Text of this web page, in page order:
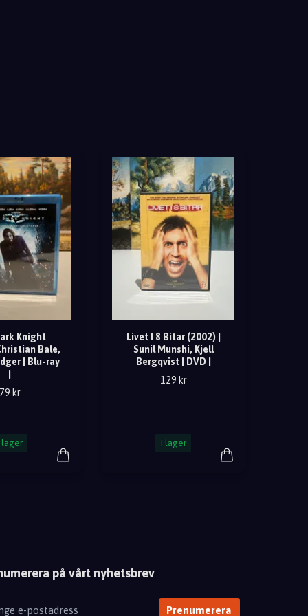
Knight
Bale,
| Blu-ray
79 kr
lager
Livet I 8 Bitar (2002) |
Sunil Munshi, Kjell
Bergqvist | DVD |
129 kr
I lager
på vårt nyhetsbrev
Prenumerera